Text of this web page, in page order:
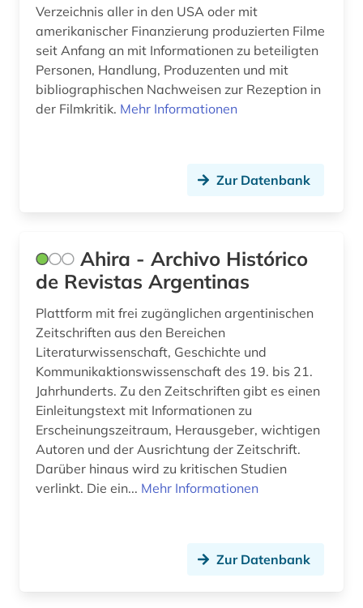
fachzeitschrift (1)
feminismus (1)
fest (1)
feuilleton (1)
fid (1)
film (57)
filmarchiv (3)
filmgeschichte (6)
filmkritik (1)
filmografie (1)
Verzeichnis aller in den USA oder mit
amerikanischer Finanzierung produzierten Filme
seit Anfang an mit Informationen zu beteiligten
Personen, Handlung, Produzenten und mit
bibliographischen Nachweisen zur Rezeption in
der Filmkritik. Mehr Informationen
Zur Datenbank
Ahira - Archivo Histórico
de Revistas Argentinas
Plattform mit frei zugänglichen argentinischen
Zeitschriften aus den Bereichen
Literaturwissenschaft, Geschichte und
Kommunikaktionswissenschaft des 19. bis 21.
Jahrhunderts. Zu den Zeitschriften gibt es einen
Einleitungstext mit Informationen zu
Erscheinungszeitraum, Herausgeber, wichtigen
Autoren und der Ausrichtung der Zeitschrift.
Darüber hinaus wird zu kritischen Studien
verlinkt. Die ein... Mehr Informationen
Zur Datenbank